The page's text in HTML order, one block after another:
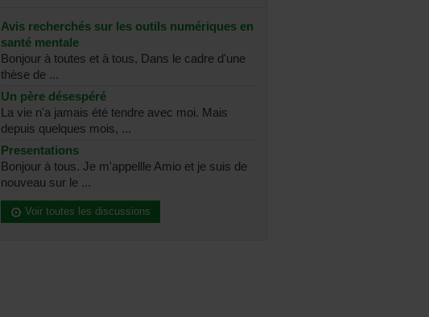
Avis recherchés sur les outils numériques en
santé mentale
Bonjour à toutes et à tous, Dans le cadre d'une
thèse de ...
Un père désespéré
La vie n'a jamais été tendre avec moi. Mais
depuis quelques mois, ...
Presentations
Bonjour à tous. Je m'appellle Amio et je suis de
nouveau sur le ...
Voir toutes les discussions